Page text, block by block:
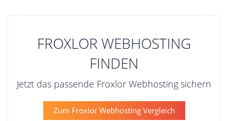
FROXLOR WEBHOSTING
FINDEN
Jetzt das passende Froxlor Webhosting sichern
Zum Froxlor Webhosting Vergleich